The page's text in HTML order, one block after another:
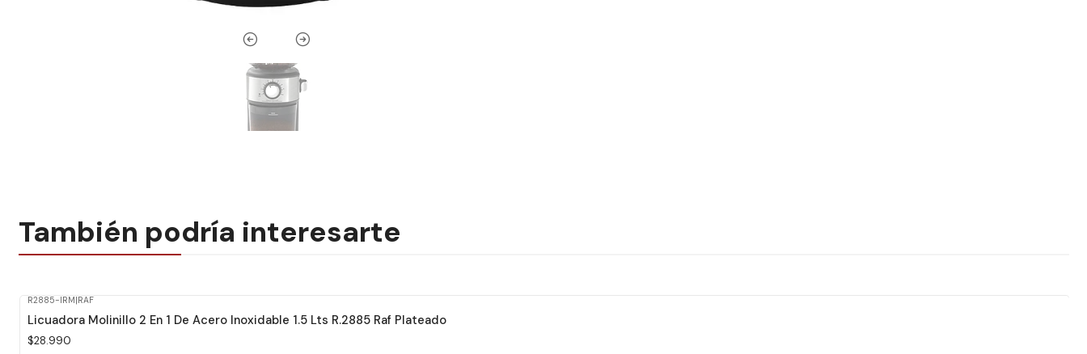
También podría interesarte
R2885-IRM RAF
Licuadora Molinillo 2 En 1 De Acero Inoxidable 1.5 Lts R.2885 Raf Plateado
$28.990